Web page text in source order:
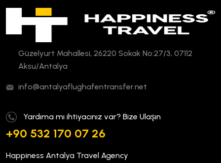
Güzelyurt Mahallesi, 26220 Sokak No:27/3, 07112
Aksu/Antalya
info@antalyaflughafentransfer.net
Yardıma mı ihtiyacınız var? Bize Ulaşın
+90 532 170 07 26
Happiness Antalya Travel Agency